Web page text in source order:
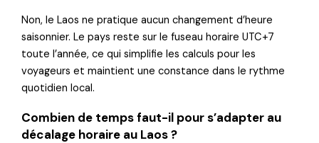
Non, le Laos ne pratique aucun changement d’heure
saisonnier. Le pays reste sur le fuseau horaire UTC+7
toute l’année, ce qui simplifie les calculs pour les
voyageurs et maintient une constance dans le rythme
quotidien local.
Combien de temps faut-il pour s’adapter au
décalage horaire au Laos ?